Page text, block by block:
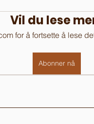
Vil du lese
for å fortsette å lese
Abonner nå